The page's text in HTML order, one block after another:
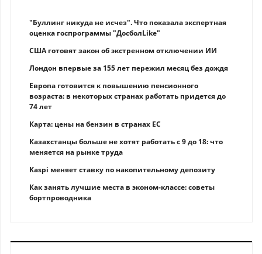
"Буллинг никуда не исчез". Что показала экспертная
оценка госпрограммы "ДосболLike"
США готовят закон об экстренном отключении ИИ
Лондон впервые за 155 лет пережил месяц без дождя
Европа готовится к повышению пенсионного
возраста: в некоторых странах работать придется до
74 лет
Карта: цены на бензин в странах ЕС
Казахстанцы больше не хотят работать с 9 до 18: что
меняется на рынке труда
Kaspi меняет ставку по накопительному депозиту
Как занять лучшие места в эконом-классе: советы
бортпроводника